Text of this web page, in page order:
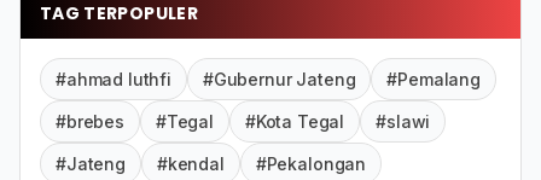
TAG TERPOPULER
#ahmad luthfi #Gubernur Jateng #Pemalang
#brebes #Tegal #Kota Tegal #slawi
#Jateng #kendal #Pekalongan